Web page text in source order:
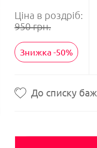
Ціна в роздріб:
950грн.
Знижка -50%
До списку